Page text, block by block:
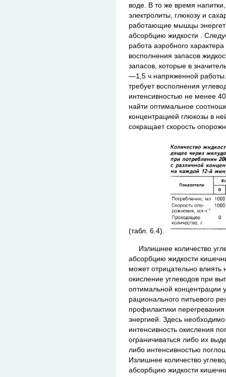
воде. В то же время
электролиты, глюкозу и
работающие мышцы
абсорбцию жидкости .
работа аэробного
восполнения запасов
запасов, которые в
—1,5 ч напряженной
требует восполнения
интенсивностью не менее
найти оптимальное
концентрацией глюкозы в
сокращает скорость
(табл. 6.4).
Излишнее количество
абсорбцию жидкости
может отрицательно влиять
окисление углеводов при
оптимальной концентрации
рационального питьевого
профилактики
энергией. Здесь
интенсивность окисления
ограничиваться либо их
либо интенсивностью
Излишнее количество
абсорбцию жидкости